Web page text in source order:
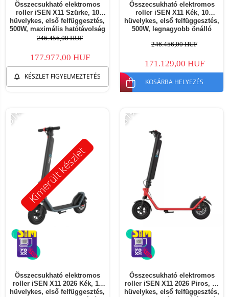
Összecsukható elektromos
roller iSEN X11 Szürke, 10
hüvelykes, első felfüggesztés,
500W, maximális hatótávolság
50km, maximális sebesség
246.456,00 HUF
177.977,00 HUF
KÉSZLET FIGYELMEZTETÉS
Összecsukható elektromos
roller iSEN X11 Kék, 10
hüvelykes, első felfüggesztés,
500W, legnagyobb önálló
legnagyobb sebesség 35 km/h,
246.456,00 HUF
171.129,00 HUF
KOSÁRBA HELYEZÉS
Kimerült készlet
-31%
Összecsukható elektromos
roller iSEN X11 2026 Kék, 10
hüvelykes, első felfüggesztés,
-31%
Összecsukható elektromos
roller iSEN X11 2026 Piros, 10
hüvelykes, első felfüggesztés,